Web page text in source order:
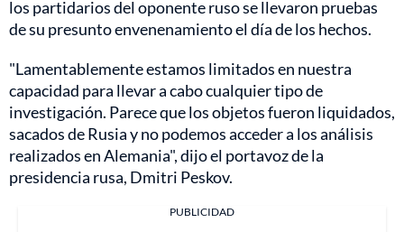
los partidarios del oponente ruso se llevaron pruebas
de su presunto envenenamiento el día de los hechos.
"Lamentablemente estamos limitados en nuestra
capacidad para llevar a cabo cualquier tipo de
investigación. Parece que los objetos fueron liquidados,
sacados de Rusia y no podemos acceder a los análisis
realizados en Alemania", dijo el portavoz de la
presidencia rusa, Dmitri Peskov.
PUBLICIDAD